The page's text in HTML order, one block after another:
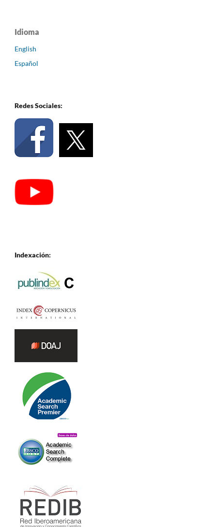
Idioma
English
Español
Redes Sociales:
Indexación: